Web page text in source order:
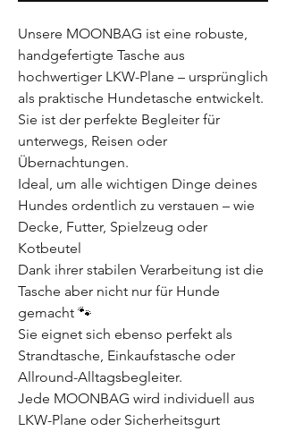
Unsere MOONBAG ist eine robuste,
handgefertigte Tasche aus
hochwertiger LKW-Plane – ursprünglich
als praktische Hundetasche entwickelt.
Sie ist der perfekte Begleiter für
unterwegs, Reisen oder
Übernachtungen.
Ideal, um alle wichtigen Dinge deines
Hundes ordentlich zu verstauen – wie
Decke, Futter, Spielzeug oder
Kotbeutel
Dank ihrer stabilen Verarbeitung ist die
Tasche aber nicht nur für Hunde
gemacht 🐾
Sie eignet sich ebenso perfekt als
Strandtasche, Einkaufstasche oder
Allround-Alltagsbegleiter.
Jede MOONBAG wird individuell aus
LKW-Plane oder Sicherheitsgurt